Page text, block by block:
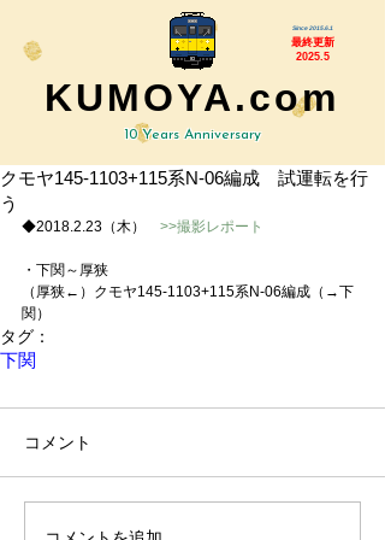
Since 2015.6.1
最終更新
2025.5
KUMOYA.com
10 Years Anniversary
クモヤ145-1103+115系N-06編成 試運転を行
う
◆2018.2.23（木） >>撮影レポート
・下関～厚狭
（厚狭←）クモヤ145-1103+115系N-06編成（→下
関）
タグ：
下関
コメント